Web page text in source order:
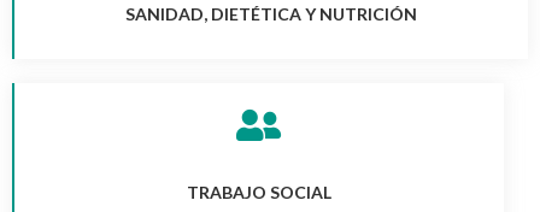
SANIDAD, DIETÉTICA Y NUTRICIÓN
TRABAJO SOCIAL